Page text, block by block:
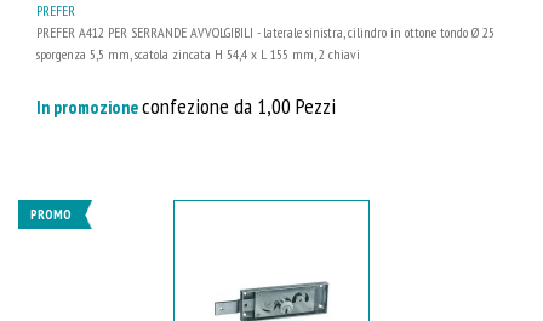
PREFER
PREFER A412 PER SERRANDE AVVOLGIBILI - laterale sinistra, cilindro in ottone tondo Ø 25
sporgenza 5,5 mm, scatola zincata H 54,4 x L 155 mm, 2 chiavi
In promozioneconfezione da 1,00 Pezzi
PROMO